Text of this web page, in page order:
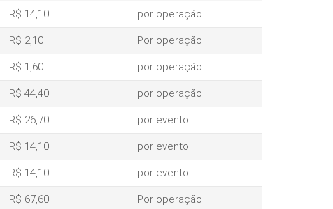
R$ 14,10 por operação
R$ 2,10 Por operação
R$ 1,60 por operação
R$ 44,40 por operação
R$ 26,70 por evento
R$ 14,10 por evento
R$ 14,10 por evento
R$ 67,60 Por operação